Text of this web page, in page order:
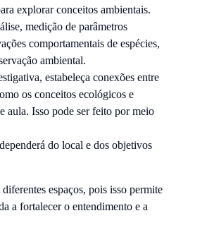
explorar conceitos ambientais.
medição de parâmetros
comportamentais de espécies,
ambiental.
estabeleça conexões entre
os conceitos ecológicos e
aula. Isso pode ser feito por meio
do local e dos objetivos
espaços, pois isso permite
a fortalecer o entendimento e a